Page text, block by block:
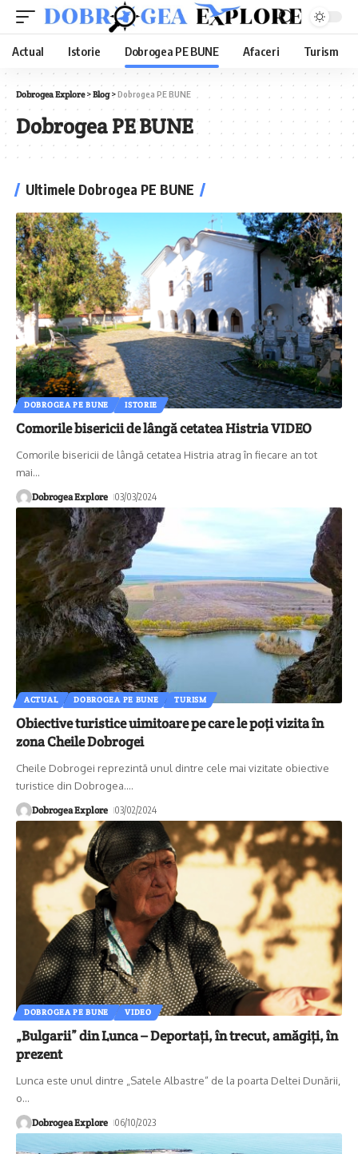
Actual Istorie Dobrogea PE BUNE Afaceri Turism
Dobrogea Explore>Blog>Dobrogea PE BUNE
Dobrogea PE BUNE
Ultimele Dobrogea PE BUNE
DOBROGEA PE BUNE ISTORIE
Comorile bisericii de lângă cetatea Histria VIDEO
Comorile bisericii de lângă cetatea Histria atrag în fiecare an tot
mai…
Dobrogea Explore 03/03/2024
ACTUAL DOBROGEA PE BUNE TURISM
Obiective turistice uimitoare pe care le poți vizita în
zona Cheile Dobrogei
Cheile Dobrogei reprezintă unul dintre cele mai vizitate obiective
turistice din Dobrogea.…
Dobrogea Explore 03/02/2024
DOBROGEA PE BUNE VIDEO
„Bulgarii” din Lunca – Deportați, în trecut, amăgiți, în
prezent
Lunca este unul dintre „Satele Albastre” de la poarta Deltei Dunării,
o…
Dobrogea Explore 06/10/2023